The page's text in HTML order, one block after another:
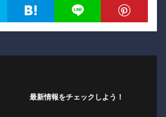
最新情報をチェックしよう！